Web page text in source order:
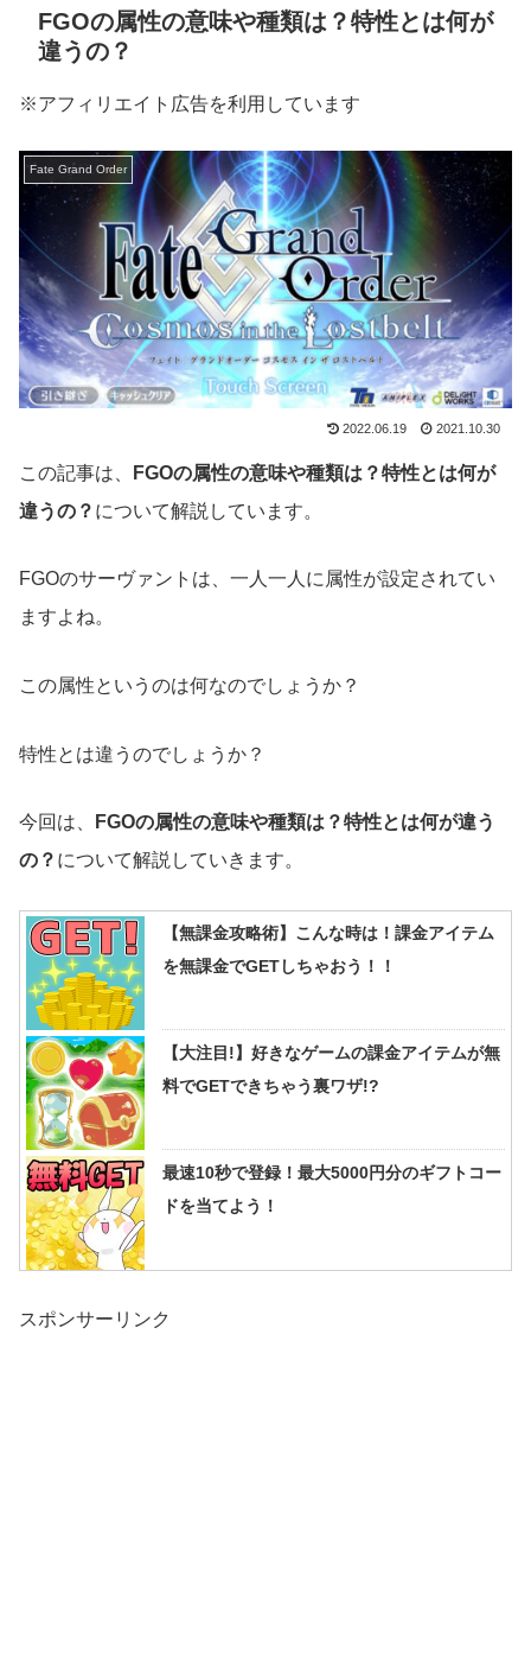
FGOの属性の意味や種類は？特性とは何が
違うの？
※アフィリエイト広告を利用しています
Fate Grand Order
2022.06.19 2021.10.30
この記事は、
FGOの属性の意味や種類は？特性とは何が
違うの？ について解説しています。
FGOのサーヴァントは、一人一人に属性が設定されてい
ますよね。
この属性というのは何なのでしょうか？
特性とは違うのでしょうか？
今回は、
FGOの属性の意味や種類は？特性とは何が違う
の？ について解説していきます。
【無課金攻略術】こんな時は！課金アイテム
を無課金でGETしちゃおう！！
【大注目!】好きなゲームの課金アイテムが無
料でGETできちゃう裏ワザ!?
最速10秒で登録！最大5000円分のギフトコー
ドを当てよう！
スポンサーリンク